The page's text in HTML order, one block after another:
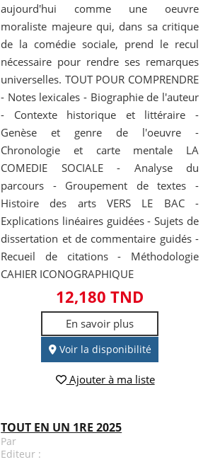
aujourd'hui comme une oeuvre
moraliste majeure qui, dans sa critique
de la comédie sociale, prend le recul
nécessaire pour rendre ses remarques
universelles. TOUT POUR COMPRENDRE
- Notes lexicales - Biographie de l'auteur
- Contexte historique et littéraire -
Genèse et genre de l'oeuvre -
Chronologie et carte mentale LA
COMEDIE SOCIALE - Analyse du
parcours - Groupement de textes -
Histoire des arts VERS LE BAC -
Explications linéaires guidées - Sujets de
dissertation et de commentaire guidés -
Recueil de citations - Méthodologie
CAHIER ICONOGRAPHIQUE
12,180 TND
En savoir plus
Voir la disponibilité
Ajouter à ma liste
TOUT EN UN 1RE 2025
Par
Editeur :